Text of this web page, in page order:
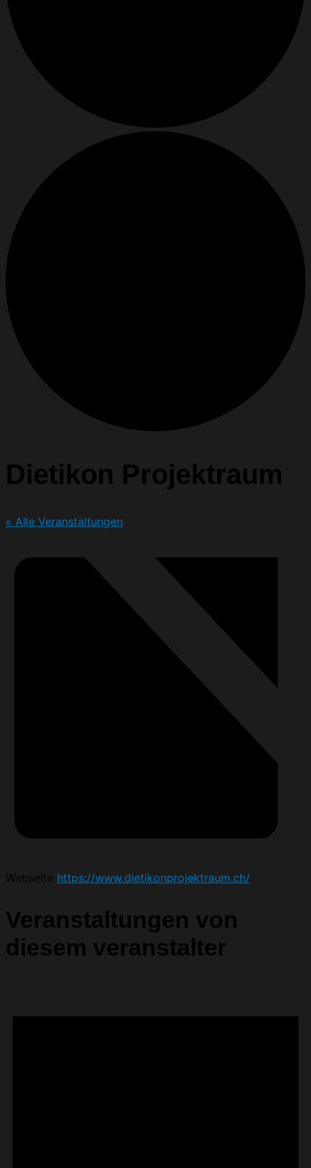
Dietikon Projektraum
« Alle Veranstaltungen
Webseite https://www.dietikonprojektraum.ch/
Veranstaltungen von
diesem veranstalter